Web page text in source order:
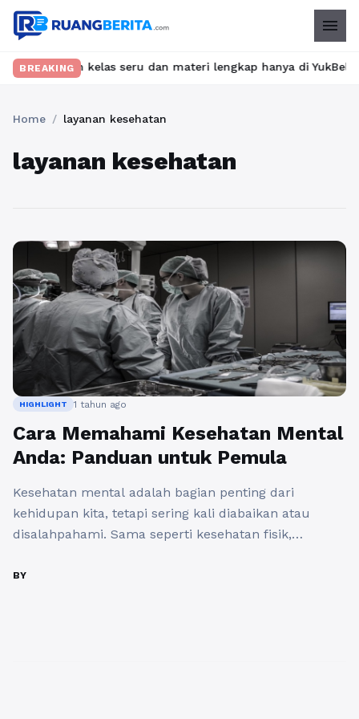
menu
BREAKINGkelas seru dan materi lengkap hanya di
Home / layanan kesehatan
layanan kesehatan
HIGHLIGHT 1 tahun ago
Cara Memahami Kesehatan Mental
Anda: Panduan untuk Pemula
Kesehatan mental adalah bagian penting dari
kehidupan kita, tetapi sering kali diabaikan atau
disalahpahami. Sama seperti kesehatan fisik,
perawatan. Jika Anda baru mulai memahami apa itu
BY